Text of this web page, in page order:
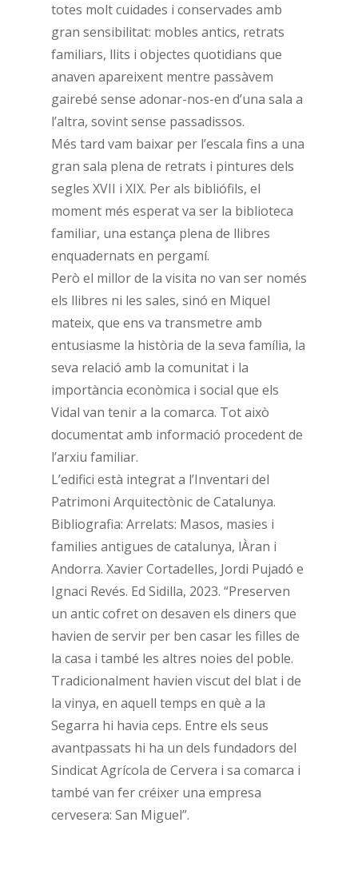
totes molt cuidades i conservades amb
gran sensibilitat: mobles antics, retrats
familiars, llits i objectes quotidians que
anaven apareixent mentre passàvem
gairebé sense adonar-nos-en d’una sala a
l’altra, sovint sense passadissos.
Més tard vam baixar per l’escala fins a una
gran sala plena de retrats i pintures dels
segles XVII i XIX. Per als bibliófils, el
moment més esperat va ser la biblioteca
familiar, una estança plena de llibres
enquadernats en pergamí.
Però el millor de la visita no van ser només
els llibres ni les sales, sinó en Miquel
mateix, que ens va transmetre amb
entusiasme la història de la seva família, la
seva relació amb la comunitat i la
importància econòmica i social que els
Vidal van tenir a la comarca. Tot això
documentat amb informació procedent de
l’arxiu familiar.
L’edifici està integrat a l’Inventari del
Patrimoni Arquitectònic de Catalunya.
Bibliografia: Arrelats: Masos, masies i
families antigues de catalunya, lÀran i
Andorra. Xavier Cortadelles, Jordi Pujadó e
Ignaci Revés. Ed Sidilla, 2023. “Preserven
un antic cofret on desaven els diners que
havien de servir per ben casar les filles de
la casa i també les altres noies del poble.
Tradicionalment havien viscut del blat i de
la vinya, en aquell temps en què a la
Segarra hi havia ceps. Entre els seus
avantpassats hi ha un dels fundadors del
Sindicat Agrícola de Cervera i sa comarca i
també van fer créixer una empresa
cervesera: San Miguel”.